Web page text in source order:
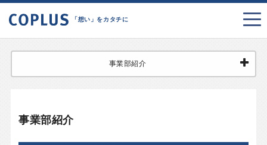
「想い」をカタチに
事業部紹介
事業部紹介